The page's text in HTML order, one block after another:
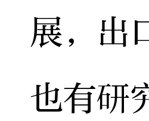
展，出
也有研